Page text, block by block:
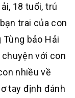
18 tuổi, trú
trai của con
Tùng bảo Hải
với con
nhiều về
tay định đánh